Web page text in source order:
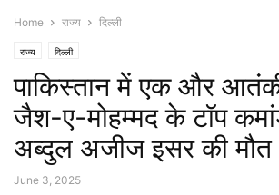
Home राज्य दिल्ली
राज्य दिल्ली
पाकिस्तान में एक और
जैश-ए-मोहम्मद के टॉप
अब्दुल अजीज इसर की मौत
June 3, 2025